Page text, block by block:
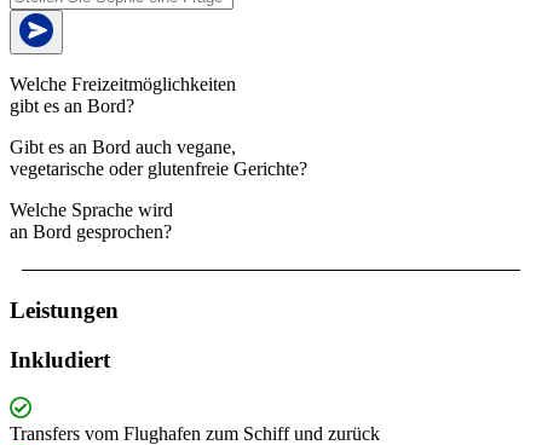
Welche Freizeitmöglichkeiten
gibt es an Bord?
Gibt es an Bord auch vegane,
vegetarische oder glutenfreie Gerichte?
Welche Sprache wird
an Bord gesprochen?
Leistungen
Inkludiert
Transfers vom Flughafen zum Schiff und zurück